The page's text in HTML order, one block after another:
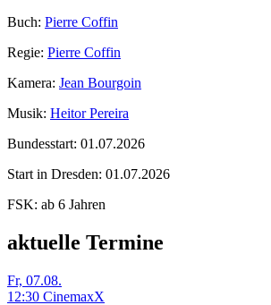
Buch: Pierre Coffin
Regie: Pierre Coffin
Kamera: Jean Bourgoin
Musik: Heitor Pereira
Bundesstart: 01.07.2026
Start in Dresden: 01.07.2026
FSK: ab 6 Jahren
aktuelle Termine
Fr, 07.08.
12:30 CinemaxX